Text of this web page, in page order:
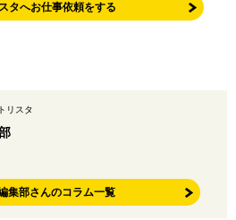
タへお仕事依頼をする
リスタ
集部さんのコラム一覧